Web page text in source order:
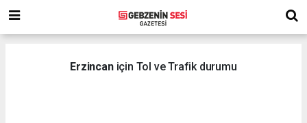
Erzincan için Tol ve Trafik durumu